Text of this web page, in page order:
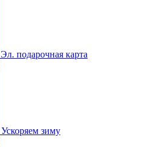
Эл. подарочная карта
Ускоряем зиму